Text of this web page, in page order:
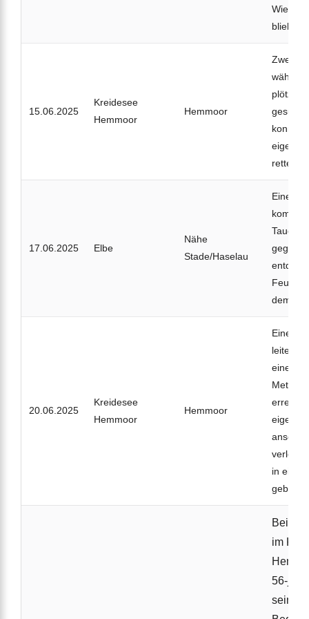
blieben
15.06.2025
Kreidesee
Hemmoor
Hemmoor
Zwei
retten.
17.06.2025 Elbe
Nähe
Stade/Haselau
Eine
gegen
dem
20.06.2025
Kreidesee
Hemmoor
Hemmoor
Eine
leitete
einen
Metern
verletzt
in eine
Bei
im
56-
seine